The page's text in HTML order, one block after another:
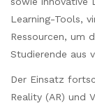
Learning-Tools,
Ressourcen, um
Studierende aus
Der Einsatz
Reality (AR) und